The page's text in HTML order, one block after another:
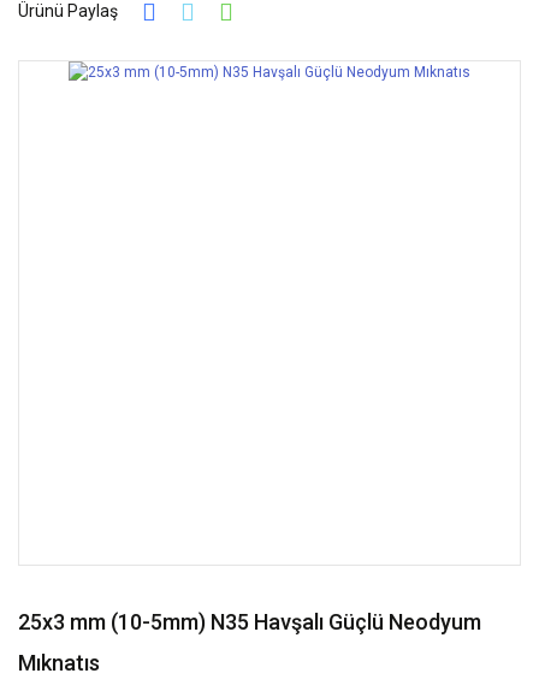
Ürünü Paylaş
25x3 mm (10-5mm) N35 Havşalı Güçlü Neodyum
Mıknatıs